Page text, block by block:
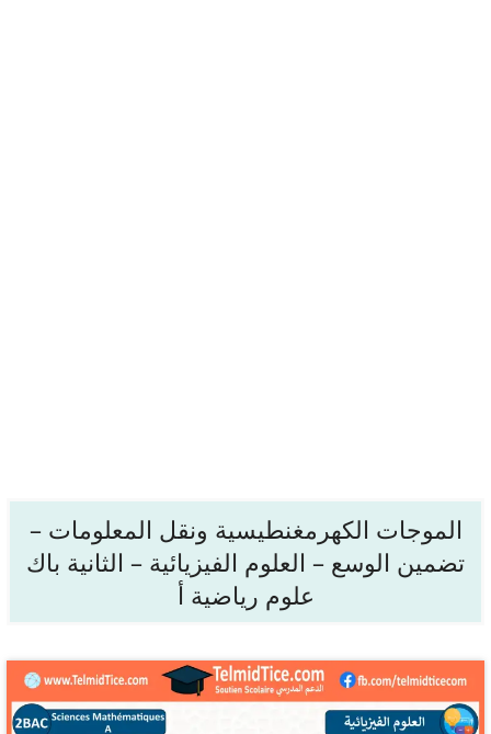
الموجات الكهرمغنطيسية ونقل المعلومات –
تضمين الوسع – العلوم الفيزيائية – الثانية باك
علوم رياضية أ